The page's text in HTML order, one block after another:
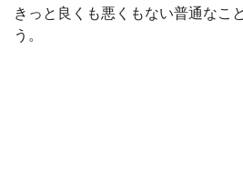
きっと良くも悪くもない普通なこ
う。